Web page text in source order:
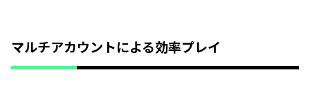
マルチアカウントによる効率プレイ